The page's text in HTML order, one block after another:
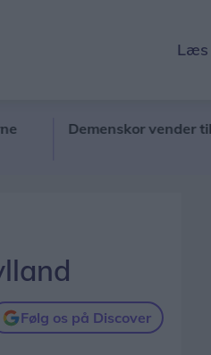
Læs
Demenskor vender tilbage
Følg os på Discover